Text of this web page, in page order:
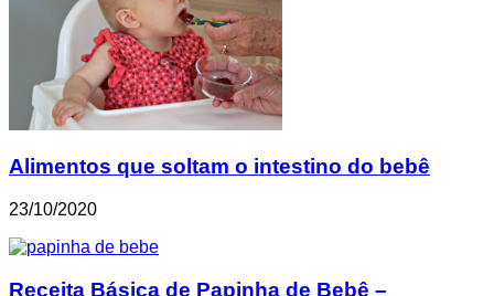
Alimentos que soltam o intestino do bebê
23/10/2020
Receita Básica de Papinha de Bebê –